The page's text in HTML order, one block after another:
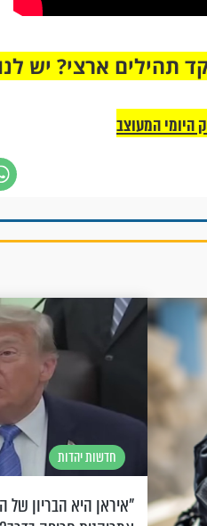
היומי המעוצב
חדשות יהדות
"איראן היא הבריון של